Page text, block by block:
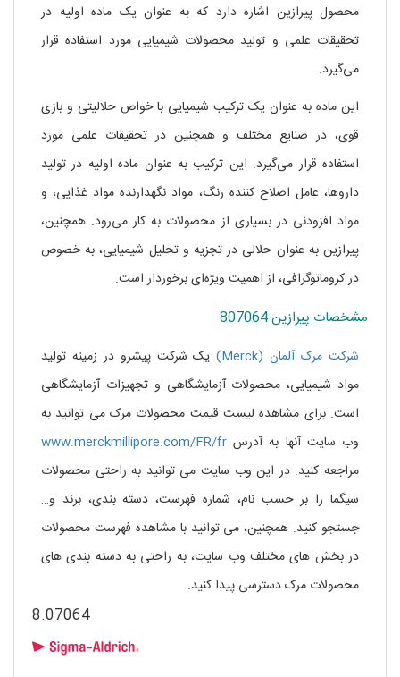
محصول پیرازین اشاره دارد که به عنوان یک ماده اولیه در
تحقیقات علمی و تولید محصولات شیمیایی مورد استفاده قرار
می‌گیرد.
این ماده به عنوان یک ترکیب شیمیایی با خواص حلالیتی و بازی
قوی، در صنایع مختلف و همچنین در تحقیقات علمی مورد
استفاده قرار می‌گیرد. این ترکیب به عنوان ماده اولیه در تولید
داروها، عامل اصلاح کننده رنگ، مواد نگهدارنده مواد غذایی، و
مواد افزودنی در بسیاری از محصولات به کار می‌رود. همچنین،
پیرازین به عنوان حلالی در تجزیه و تحلیل شیمیایی، به خصوص
در کروماتوگرافی، از اهمیت ویژه‌ای برخوردار است.
مشخصات پیرازین 807064
شرکت مرک آلمان (Merck)
یک شرکت پیشرو در زمینه تولید
مواد شیمیایی، محصولات آزمایشگاهی و تجهیزات آزمایشگاهی
است. برای مشاهده لیست قیمت محصولات مرک می توانید به
وب سایت آنها به آدرس www.merckmillipore.com/FR/fr
مراجعه کنید. در این وب سایت می توانید به راحتی محصولات
سیگما را بر حسب نام، شماره فهرست، دسته بندی، برند و…
جستجو کنید. همچنین، می توانید با مشاهده فهرست محصولات
در بخش های مختلف وب سایت، به راحتی به دسته بندی های
محصولات مرک دسترسی پیدا کنید.
8.07064